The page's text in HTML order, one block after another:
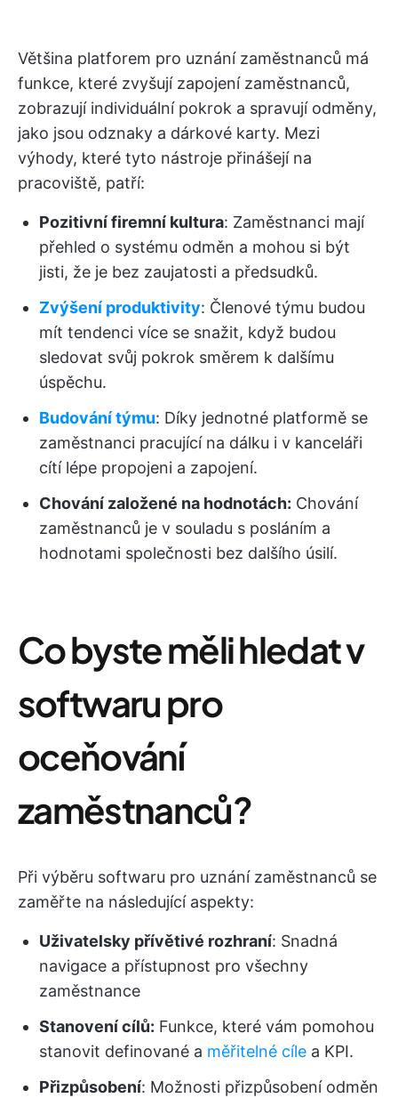
Většina platforem pro uznání zaměstnanců má
funkce, které zvyšují zapojení zaměstnanců,
zobrazují individuální pokrok a spravují odměny,
jako jsou odznaky a dárkové karty. Mezi
výhody, které tyto nástroje přinášejí na
pracoviště, patří:
Pozitivní firemní kultura: Zaměstnanci mají
přehled o systému odměn a mohou si být
jisti, že je bez zaujatosti a předsudků.
Zvýšení produktivity: Členové týmu budou
mít tendenci více se snažit, když budou
sledovat svůj pokrok směrem k dalšímu
úspěchu.
Budování týmu: Díky jednotné platformě se
zaměstnanci pracující na dálku i v kanceláři
cítí lépe propojeni a zapojení.
Chování založené na hodnotách: Chování
zaměstnanců je v souladu s posláním a
hodnotami společnosti bez dalšího úsilí.
Co byste měli hledat v
softwaru pro
oceňování
zaměstnanců?
Při výběru softwaru pro uznání zaměstnanců se
zaměřte na následující aspekty:
Uživatelsky přívětivé rozhraní: Snadná
navigace a přístupnost pro všechny
zaměstnance
Stanovení cílů: Funkce, které vám pomohou
stanovit definované a měřitelné cíle a KPI.
Přizpůsobení: Možnosti přizpůsobení odměn